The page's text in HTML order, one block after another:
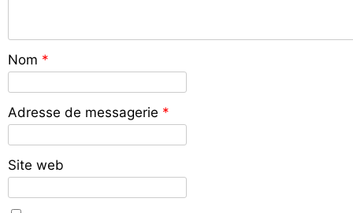
Nom *
Adresse de messagerie *
Site web